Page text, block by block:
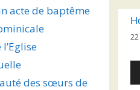
acte de baptême
des sœurs de